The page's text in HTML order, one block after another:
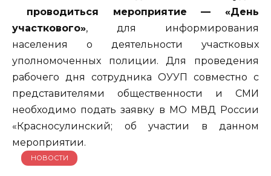
проводиться мероприятие — «День
участкового», для информирования
населения о деятельности участковых
уполномоченных полиции. Для проведения
рабочего дня сотрудника ОУУП совместно с
представителями общественности и СМИ
необходимо подать заявку в МО МВД России
«Красносулинский; об участии в данном
мероприятии.
НОВОСТИ